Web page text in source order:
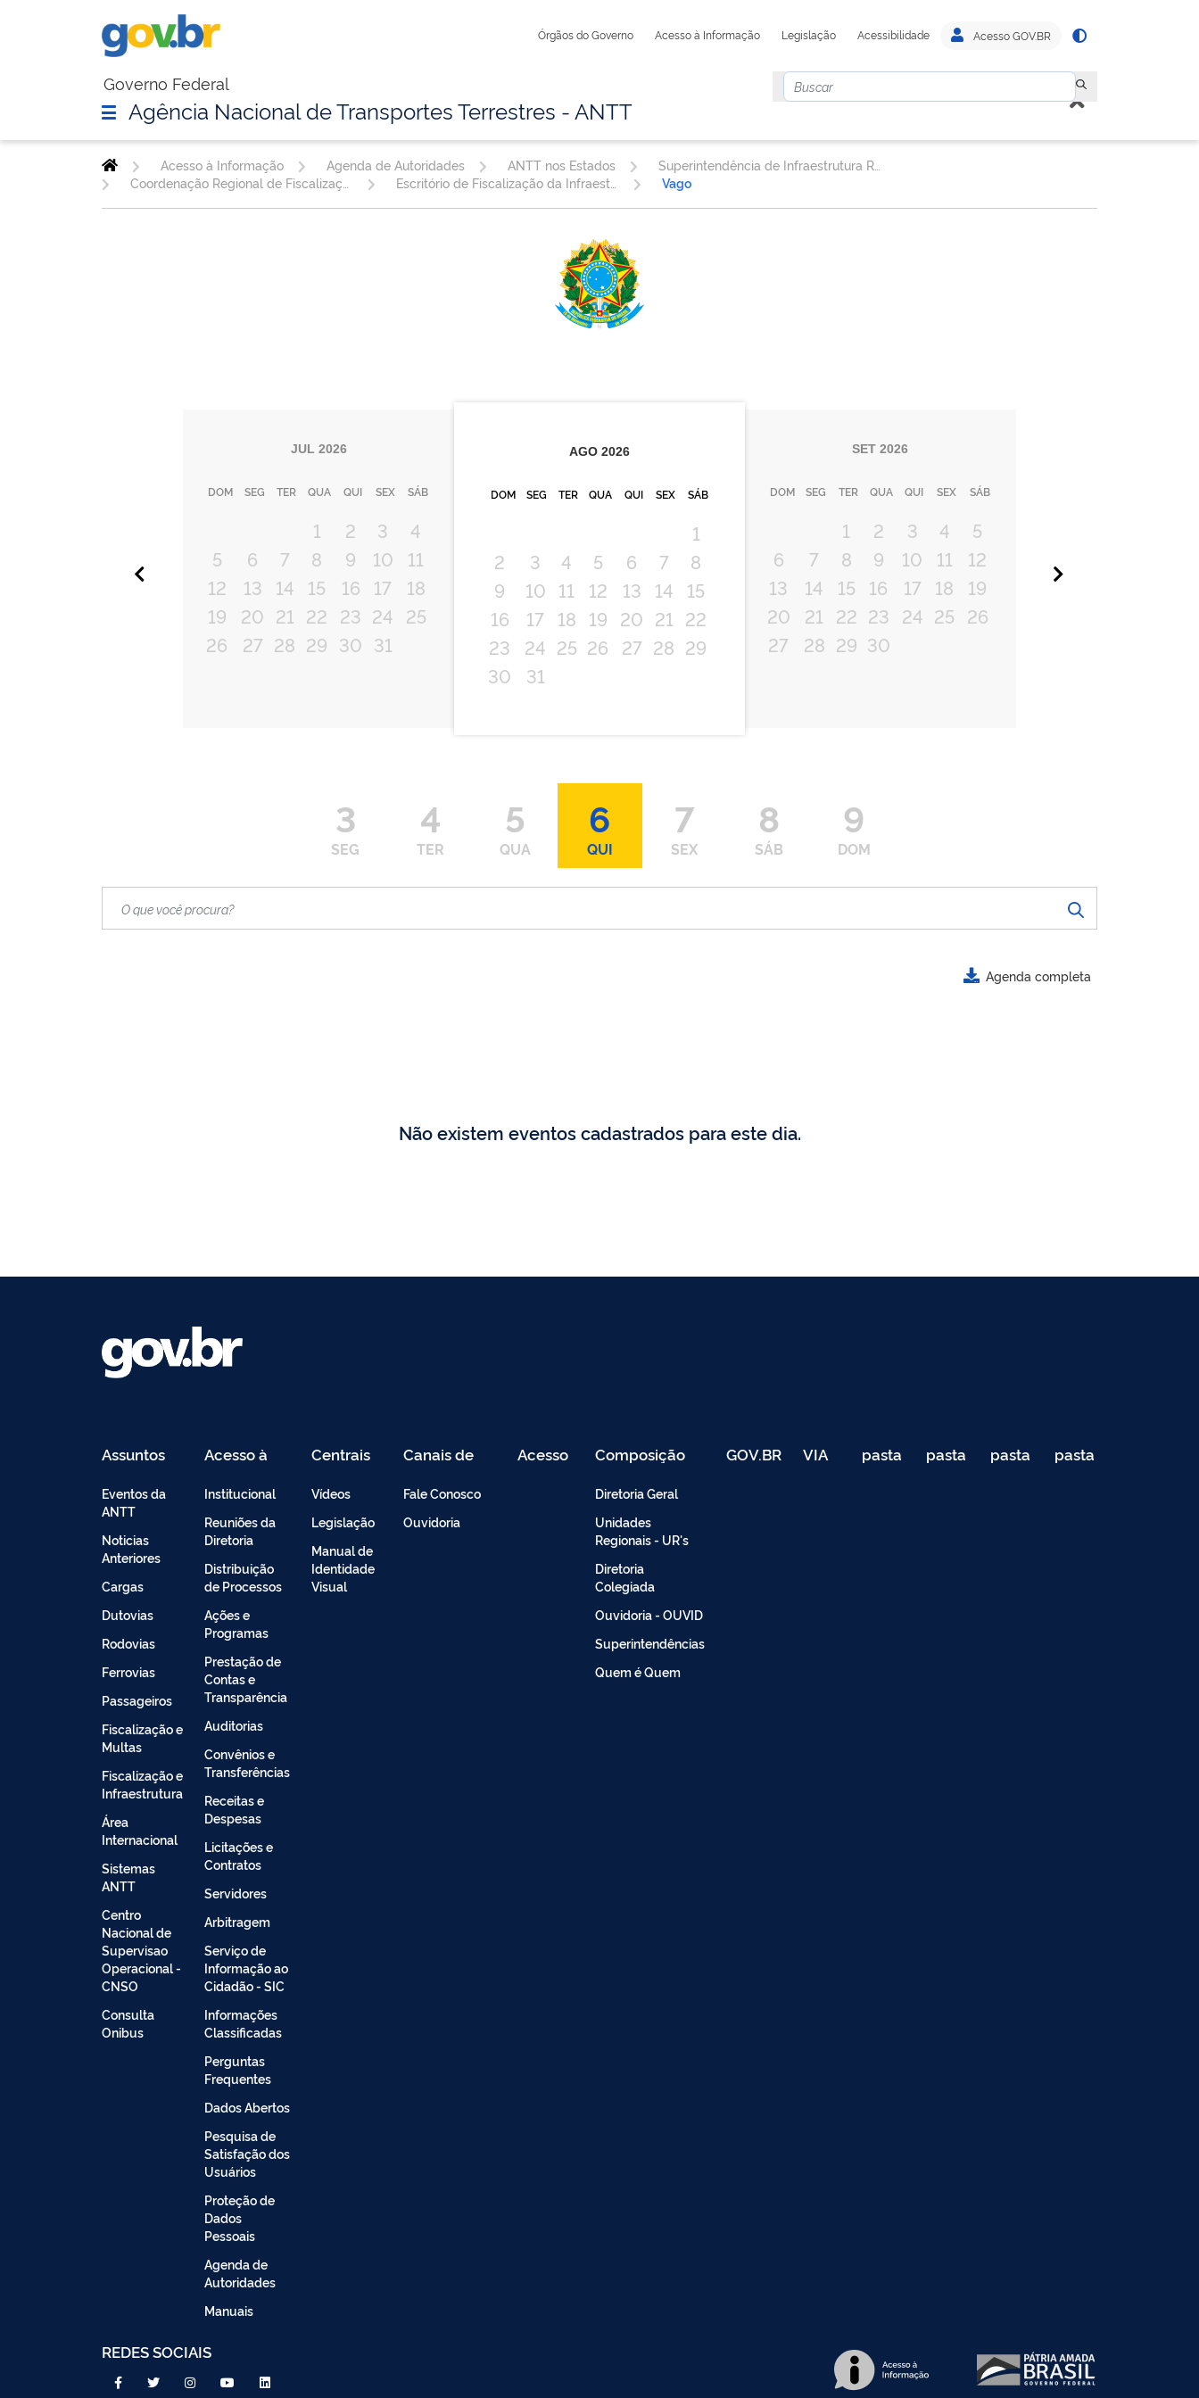
Órgãos do Governo Acesso à Informação Legislação Acessibilidade Acesso GOV.BR
Governo Federal
Agência Nacional de Transportes Terrestres - ANTT
Acesso à Informação Agenda de Autoridades ANTT nos Estados
Superintendência de Infraestrutura Rodoviária.
Vago
JUL 2026
DOM SEG TER QUA QUI SEX SÁB
1 2 3
4
5
6 7 8 9 10
11
12
13 14 15 16 17
18
19
20 21 22 23 24 25
26
27 28 29 30 31
AGO 2026
DOM SEG TER QUA QUI SEX SÁB
1
2
3 4 5 6 7
8
9
10 11 12 13 14
15
16
17 18 19 20 21 22
23
24 25 26 27 28 29
30
31
SET 2026
DOM SEG TER QUA QUI SEX SÁB
1 2 3 4
5
6
7 8 9 10 11
12
13
14 15 16 17 18
19
20
21 22 23 24 25 26
27
28 29 30
3
SEG
4
TER
5
QUA
6
QUI
7
SEX
8
SÁB
9
DOM
Agenda completa
Não existem eventos cadastrados para este dia.
Assuntos
Eventos da
ANTT
Noticias
Anteriores
Cargas
Dutovias
Rodovias
Ferrovias
Passageiros
Fiscalização e
Multas
Fiscalização e
Infraestrutura
Área
Internacional
Sistemas
ANTT
Centro
Nacional de
Supervisao
Operacional -
CNSO
Consulta
Onibus
Acesso à
Informação
Institucional
Reuniões da
Diretoria
Distribuição
de Processos
Ações e
Programas
Prestação de
Contas e
Transparência
Auditorias
Convênios e
Transferências
Receitas e
Despesas
Licitações e
Contratos
Servidores
Arbitragem
Serviço de
Informação ao
Cidadão - SIC
Informações
Classificadas
Perguntas
Frequentes
Dados Abertos
Pesquisa de
Satisfação dos
Usuários
Proteção de
Dados
Pessoais
Agenda de
Autoridades
Manuais
Centrais
de
Vídeos
Legislação
Manual de
Identidade
Visual
Canais de
Atendimento
Fale Conosco
Ouvidoria
Acesso
Restrito
Composição
Diretoria Geral
Unidades
Regionais - UR's
Diretoria
Colegiada
Ouvidoria - OUVID
Superintendências
Quem é Quem
GOV.BR VIA
040
pasta
de
pasta
de
pasta
de
pasta
de
REDES SOCIAIS